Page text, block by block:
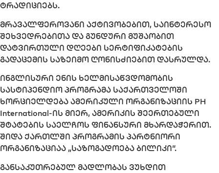
ტრადიციებს.
მრავალფეროვანი აქტივობებით, საინტერესო
შეხვედრებითა და გუნდური მუშაობით
დატვირთული დღეები სერტიფიკატების
გადაცემის საზეიმო ღონისძიებით დასრულდა.
ინგლისური ენის ხელმისაწვდომობის
სასტიპენდიო პროგრამა საქართველოში
ხორციელდება ამერიკული ორგანიზაციის PH
International-ის მიერ, ამერიკის შეერთებული
შტატების საელჩოს ფინანსური მხარდაჭერით.
შიდა ქართლში პროგრამის პარტნიორი
ორგანიზაციაა „საზოგადოება ბილიკი“.
განსაკუთრებულ მადლობას ვუხდით